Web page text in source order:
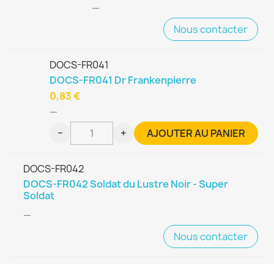
—
Nous contacter
DOCS-FR041
DOCS-FR041 Dr Frankenpierre
—
0,83 €
− + AJOUTER AU PANIER
DOCS-FR042
DOCS-FR042 Soldat du Lustre Noir - Super
Soldat
—
Nous contacter